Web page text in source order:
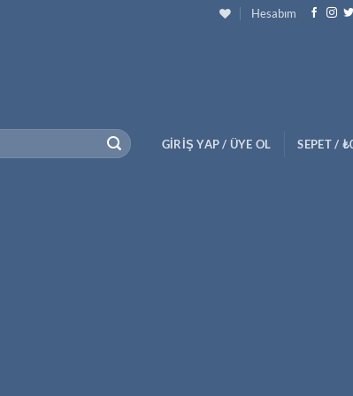
Hesabım
GIRIŞ YAP / ÜYE OL SEPET / ₺